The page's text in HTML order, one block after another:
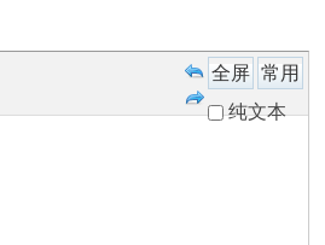
全屏 常用
纯文本